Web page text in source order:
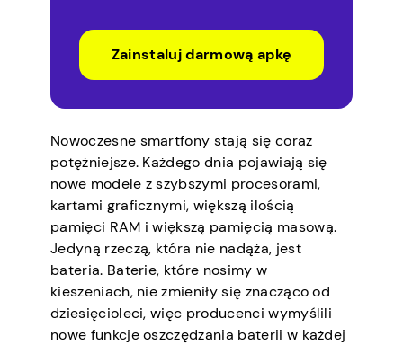
Zainstaluj darmową apkę
Nowoczesne smartfony stają się coraz
potężniejsze. Każdego dnia pojawiają się
nowe modele z szybszymi procesorami,
kartami graficznymi, większą ilością
pamięci RAM i większą pamięcią masową.
Jedyną rzeczą, która nie nadąża, jest
bateria. Baterie, które nosimy w
kieszeniach, nie zmieniły się znacząco od
dziesięcioleci, więc producenci wymyślili
nowe funkcje oszczędzania baterii w każdej